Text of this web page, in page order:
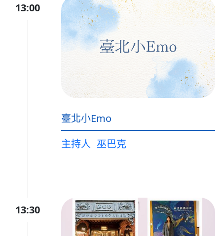
13:00
臺北小Emo
主持人 巫巴克
13:30